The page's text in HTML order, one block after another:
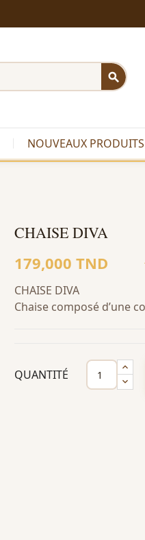
search
NOUVEAUX PRODUITS
CHAISE DIVA
179,000 TND
CHAISE DIVA
Chaise composé d’une
QUANTITÉ